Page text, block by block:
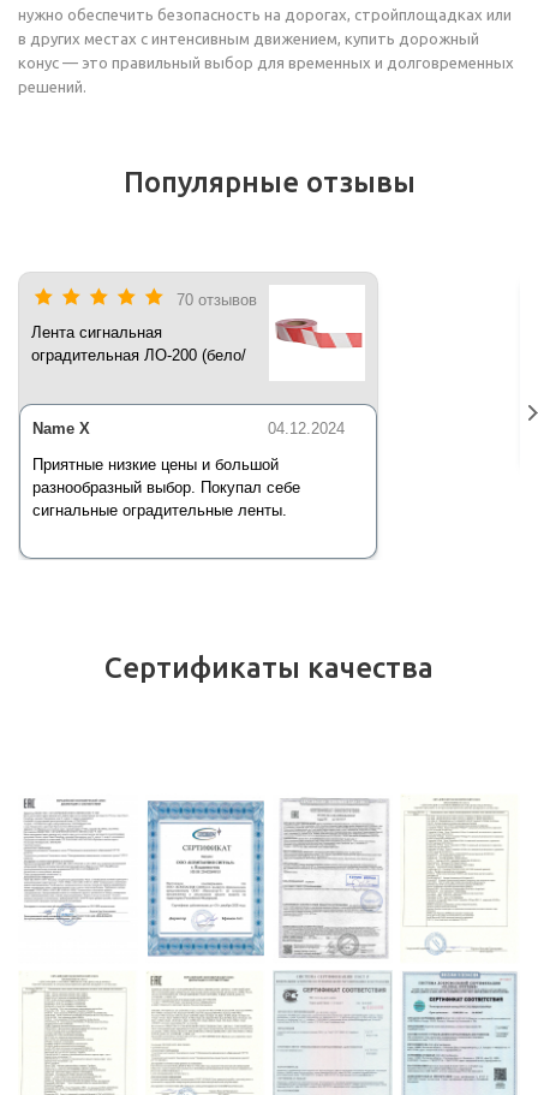
нужно обеспечить безопасность на дорогах, стройплощадках или
в других местах с интенсивным движением, купить дорожный
конус — это правильный выбор для временных и долговременных
решений.
Популярные отзывы
70 отзывов
Лента сигнальная
оградительная ЛО-200 (бело/
04.12.2024
Name X
Приятные низкие цены и большой
разнообразный выбор. Покупал себе
сигнальные оградительные ленты.
Сертификаты качества